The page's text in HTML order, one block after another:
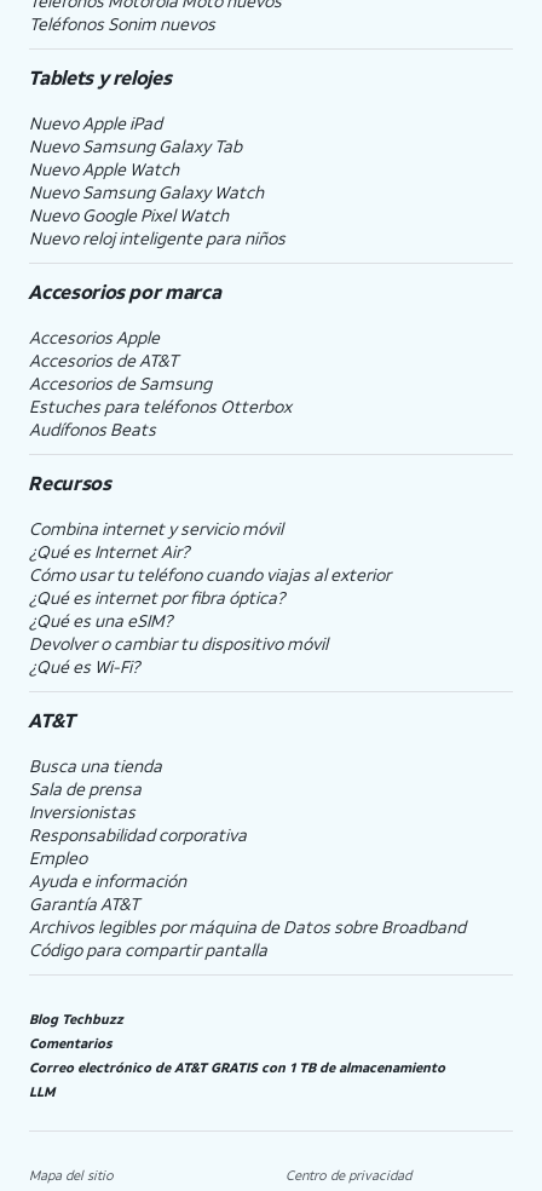
Teléfonos Sonim nuevos
Tablets y relojes
Nuevo Apple iPad
Nuevo Samsung Galaxy Tab
Nuevo Apple Watch
Nuevo Samsung Galaxy Watch
Nuevo Google Pixel Watch
Nuevo reloj inteligente para niños
Accesorios por marca
Accesorios Apple
Accesorios deAT&T
Accesorios de Samsung
Estuches para teléfonos Otterbox
Audífonos Beats
Recursos
Combina internet y servicio móvil
¿Qué es Internet Air?
Cómo usar tu teléfono cuando viajas al exterior
¿Qué es internet por fibra óptica?
¿Qué es una eSIM?
Devolver o cambiar tu dispositivo móvil
¿Qué es Wi-Fi?
AT&T
Busca una tienda
Sala de prensa
Inversionistas
Responsabilidad corporativa
Empleo
Ayuda e información
Garantía AT&T
Archivos legibles por máquina de Datos sobre Broadband
Código para compartir pantalla
Blog Techbuzz
Comentarios
Correo electrónico de AT&T GRATIS con 1 TB de almacenamiento
LLM
Mapa del sitio Centro de privacidad